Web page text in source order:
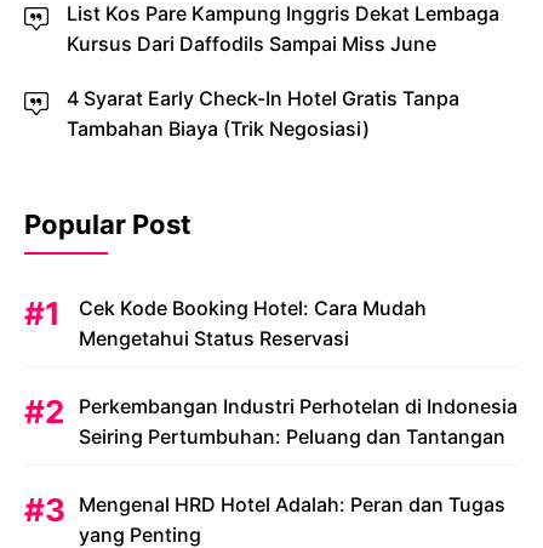
List Kos Pare Kampung Inggris Dekat Lembaga
Kursus Dari Daffodils Sampai Miss June
4 Syarat Early Check-In Hotel Gratis Tanpa
Tambahan Biaya (Trik Negosiasi)
Popular Post
Cek Kode Booking Hotel: Cara Mudah
Mengetahui Status Reservasi
Perkembangan Industri Perhotelan di Indonesia
Seiring Pertumbuhan: Peluang dan Tantangan
Mengenal HRD Hotel Adalah: Peran dan Tugas
yang Penting